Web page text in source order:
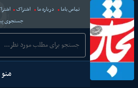
تماس باما درباره ما اشتراک
جستجوی
منو